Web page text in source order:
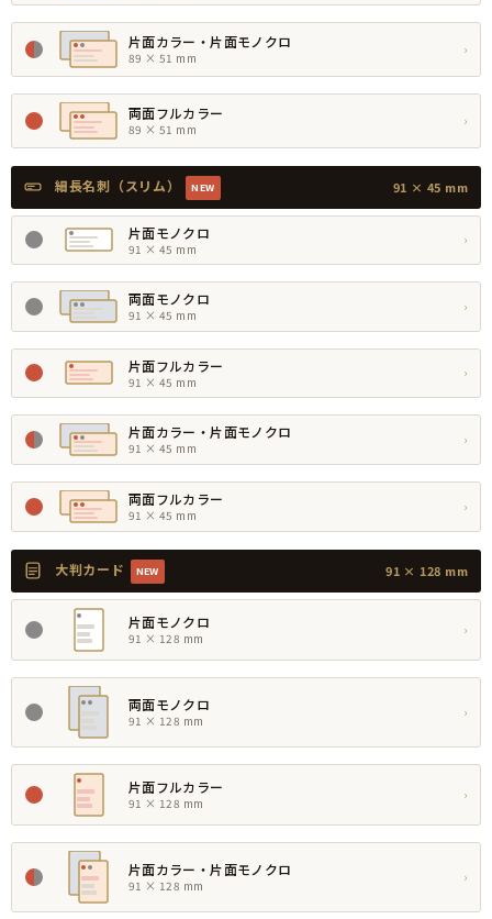
片面カラー・片面モノクロ
89 × 51 mm
›
両面フルカラー
89 × 51 mm
›
細長名刺（スリム） NEW 91 × 45 mm
片面モノクロ
91 × 45 mm
›
両面モノクロ
91 × 45 mm
›
片面フルカラー
91 × 45 mm
›
片面カラー・片面モノクロ
91 × 45 mm
›
両面フルカラー
91 × 45 mm
›
大判カード NEW 91 × 128 mm
片面モノクロ
91 × 128 mm
›
両面モノクロ
91 × 128 mm
›
片面フルカラー
91 × 128 mm
›
片面カラー・片面モノクロ
91 × 128 mm
›